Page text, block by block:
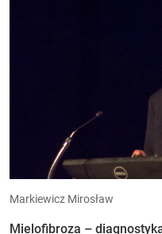
Markiewicz Mirosław
Mielofibroza –